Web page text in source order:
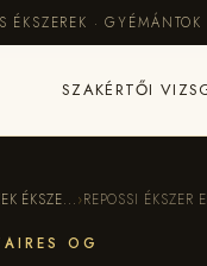
ÉKSZEREK · GYÉMÁNTOK
SZAKÉRTŐI
ÉKSZE...›REPOSSI ÉKSZER
OG